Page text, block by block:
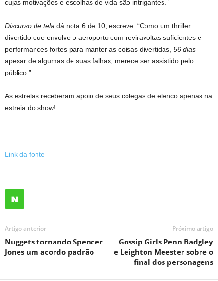
cujas motivações e escolhas de vida são intrigantes.”
Discurso de tela dá nota 6 de 10, escreve: “Como um thriller
divertido que envolve o aeroporto com reviravoltas suficientes e
performances fortes para manter as coisas divertidas, 56 dias
apesar de algumas de suas falhas, merece ser assistido pelo
público.”
As estrelas receberam apoio de seus colegas de elenco apenas na
estreia do show!
Link da fonte
Artigo anterior
Nuggets tornando Spencer
Jones um acordo padrão
Próximo artigo
Gossip Girls Penn Badgley
e Leighton Meester sobre o
final dos personagens